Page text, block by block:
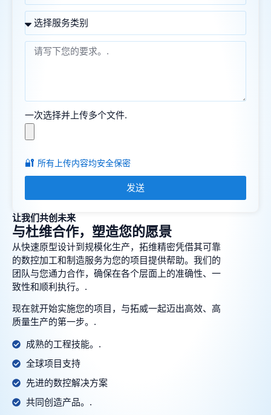
让我们共创未来
与杜维合作，塑造您的愿景
从快速原型设计到规模化生产，拓维精密凭借其可靠
的数控加工和制造服务为您的项目提供帮助。我们的
团队与您通力合作，确保在各个层面上的准确性、一
致性和顺利执行。.
现在就开始实施您的项目，与拓威一起迈出高效、高
质量生产的第一步。.
成熟的工程技能。.
全球项目支持
先进的数控解决方案
共同创造产品。.
一次选择并上传多个文件.
🔐 所有上传内容均安全保密
发送